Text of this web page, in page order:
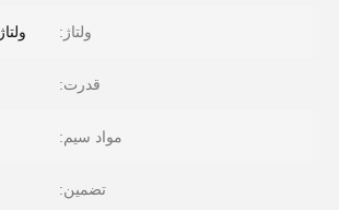
ولتاژ: ولتاژ 380 یا موارد دیگر
قدرت:
مواد سیم:
تضمین: